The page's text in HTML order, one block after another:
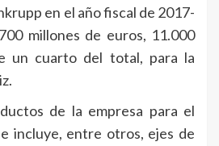
en el año fiscal de 2017-
millones de euros, 11.000
un cuarto del total, para la
de la empresa para el
incluye, entre otros, ejes de